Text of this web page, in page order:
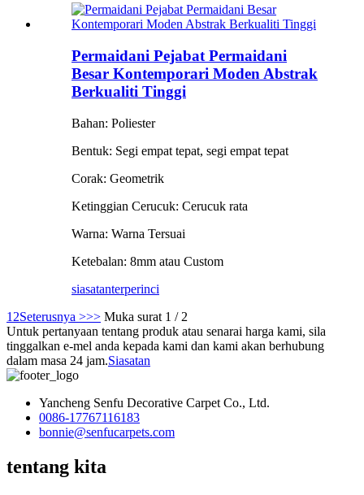
Permaidani Pejabat Permaidani
Besar Kontemporari Moden Abstrak
Berkualiti Tinggi
Bahan: Poliester
Bentuk: Segi empat tepat, segi empat tepat
Corak: Geometrik
Ketinggian Cerucuk: Cerucuk rata
Warna: Warna Tersuai
Ketebalan: 8mm atau Custom
siasatanterperinci
1 2Seterusnya >>> Muka surat 1 / 2
Untuk pertanyaan tentang produk atau senarai harga kami, sila
tinggalkan e-mel anda kepada kami dan kami akan berhubung
dalam masa 24 jam.Siasatan
Yancheng Senfu Decorative Carpet Co., Ltd.
0086-17767116183
bonnie@senfucarpets.com
tentang kita